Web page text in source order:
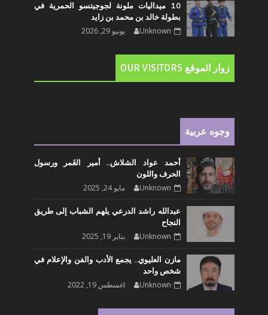
10 ميداليات ملونة لجوجيتسو الحمرية في
بطولة خالد بن محمد بن زايد
Unknown يونيو 29, 2026
زوار الموقع OUR VISITORS
وجوه عربية
أحمد عواد الشلاش.. أمير الغَمر ورسول
الحرف واللون
Unknown مايو 24, 2025
عبدالله راشد الدرعي يلهم الشباب إلى طريق
النجاح
Unknown يناير 19, 2025
مازن العليوي.. يجمع الأدب والفن والإعلام في
شخص واحد
Unknown اغسطس 19, 2022